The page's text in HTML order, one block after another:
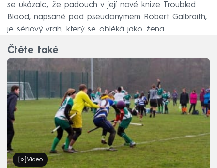
se ukázalo, že padouch v její nové knize Troubled
Blood, napsané pod pseudonymem Robert Galbraith,
je sériový vrah, který se obléká jako žena.
Čtěte také
Video